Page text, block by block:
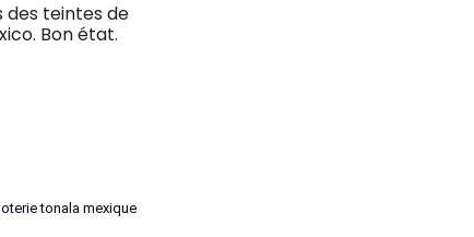
des teintes de
Bon état.
tonala mexique